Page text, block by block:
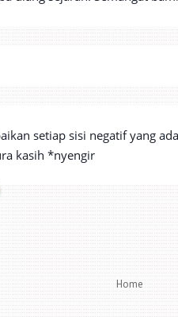
setiap sisi negatif yang
kasih *nyengir
Home